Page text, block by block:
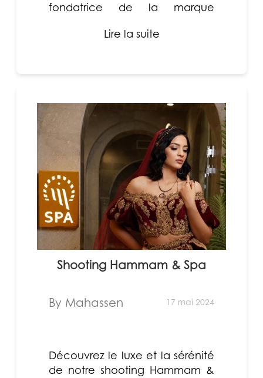
fondatrice de la marque
Professionnel. I...Lire la suite
Shooting Hammam & Spa
By Mahassen 17 mai 2024
Découvrez le luxe et la sérénité
de notre shooting Hammam &